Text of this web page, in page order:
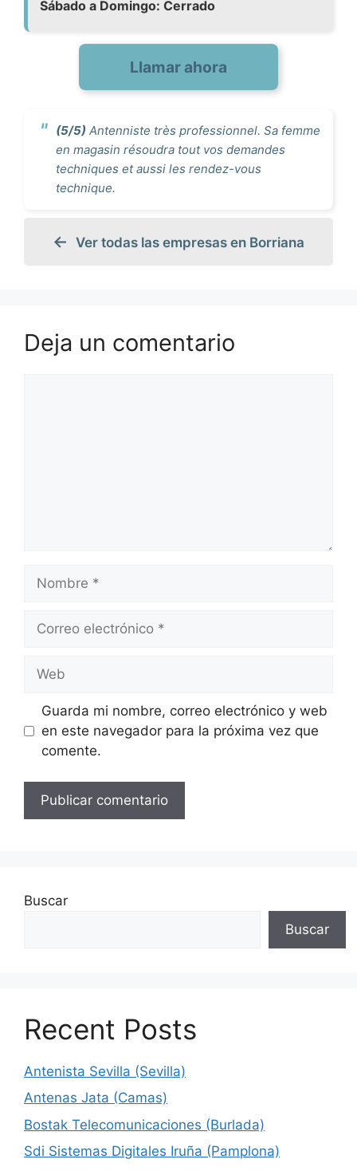
Sábado a Domingo: Cerrado
Llamar ahora
(5/5) Antenniste très professionnel. Sa femme
en magasin résoudra tout vos demandes
techniques et aussi les rendez-vous
technique.
Ver todas las empresas en Borriana
Deja un comentario
Nombre
Correo
Web
Guarda mi nombre, correo electrónico y web
en este navegador para la próxima vez que
comente.
Buscar
Buscar
Recent Posts
Antenista Sevilla (Sevilla)
Antenas Jata (Camas)
Bostak Telecomunicaciones (Burlada)
Sdi Sistemas Digitales Iruña (Pamplona)